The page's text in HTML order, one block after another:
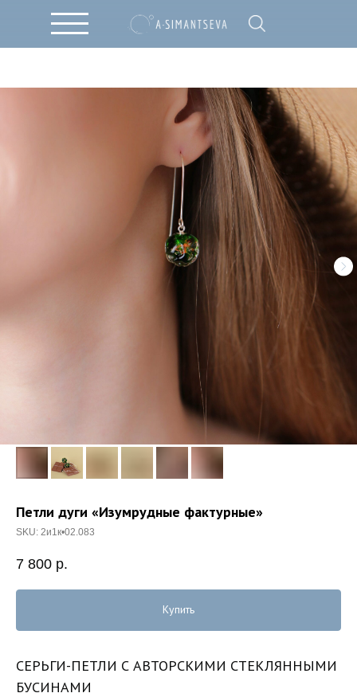
Петли дуги «Изумрудные фактурные»
SKU: 2и1к•02.083
7 800 р.
Купить
СЕРЬГИ-ПЕТЛИ С АВТОРСКИМИ СТЕКЛЯННЫМИ
БУСИНАМИ